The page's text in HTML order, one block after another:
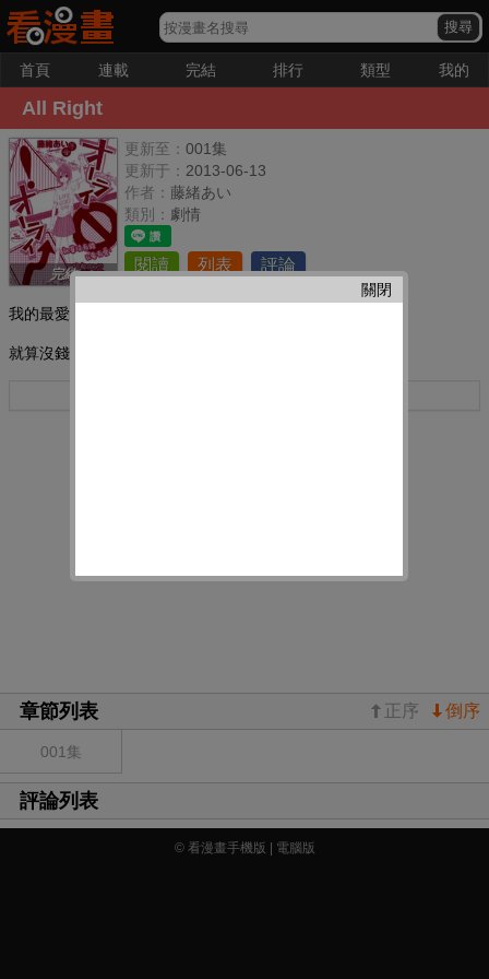
首頁 連載 完結 排行 類型 我的
All Right
完結
更新至： 001集
更新于： 2013-06-13
作者： 藤緒あい
類別： 劇情
閱讀 列表 評論
我的最愛：
就算沒錢只要有愛就一切都OK！？！？
章節列表 倒序
正序
001集
評論列表
關閉
© 看漫畫手機版 | 電腦版